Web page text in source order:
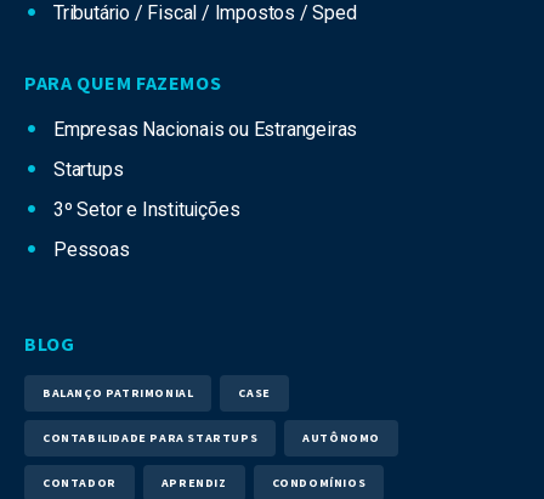
Tributário / Fiscal / Impostos / Sped
PARA QUEM FAZEMOS
Empresas Nacionais ou Estrangeiras
Startups
3º Setor e Instituições
Pessoas
BLOG
BALANÇO PATRIMONIAL CASE
CONTABILIDADE PARA STARTUPS AUTÔNOMO
CONTADOR APRENDIZ CONDOMÍNIOS